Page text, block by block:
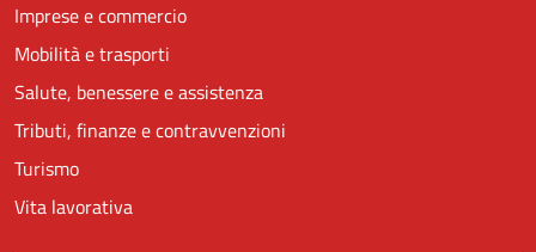
Imprese e commercio
Mobilità e trasporti
Salute, benessere e assistenza
Tributi, finanze e contravvenzioni
Turismo
Vita lavorativa